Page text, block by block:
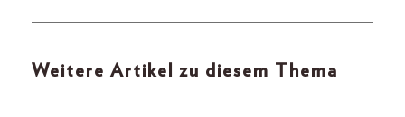
Weitere Artikel zu diesem Thema